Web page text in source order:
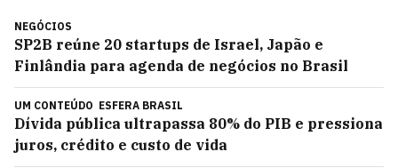
NEGÓCIOS
SP2B reúne 20 startups de Israel, Japão e
Finlândia para agenda de negócios no Brasil
UM CONTEÚDO ESFERA BRASIL
Dívida pública ultrapassa 80% do PIB e pressiona
juros, crédito e custo de vida